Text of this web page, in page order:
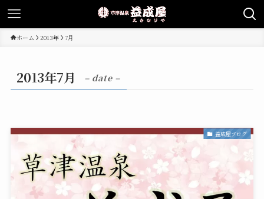
ホーム 2013年 7月
2013年7月 – date –
益成屋ブログ